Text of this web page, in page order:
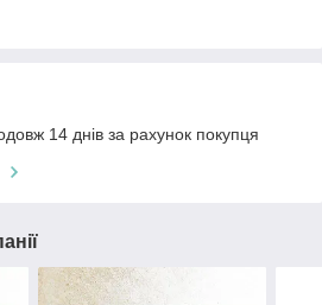
14 днів за рахунок покупця